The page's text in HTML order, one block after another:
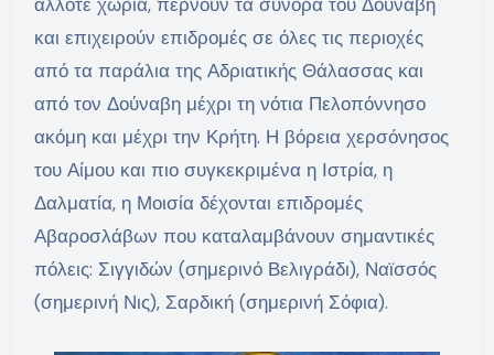
και επιχειρούν επιδρομές σε όλες τις περιοχές
από τα παράλια της Αδριατικής Θάλασσας και
από τον Δούναβη μέχρι τη νότια Πελοπόννησο
ακόμη και μέχρι την Κρήτη. Η βόρεια χερσόνησος
του Αίμου και πιο συγκεκριμένα η Ιστρία, η
Δαλματία, η Μοισία δέχονται επιδρομές
Αβαροσλάβων που καταλαμβάνουν σημαντικές
πόλεις: Σιγγιδών (σημερινό Βελιγράδι), Ναϊσσός
(σημερινή Νις), Σαρδική (σημερινή Σόφια).